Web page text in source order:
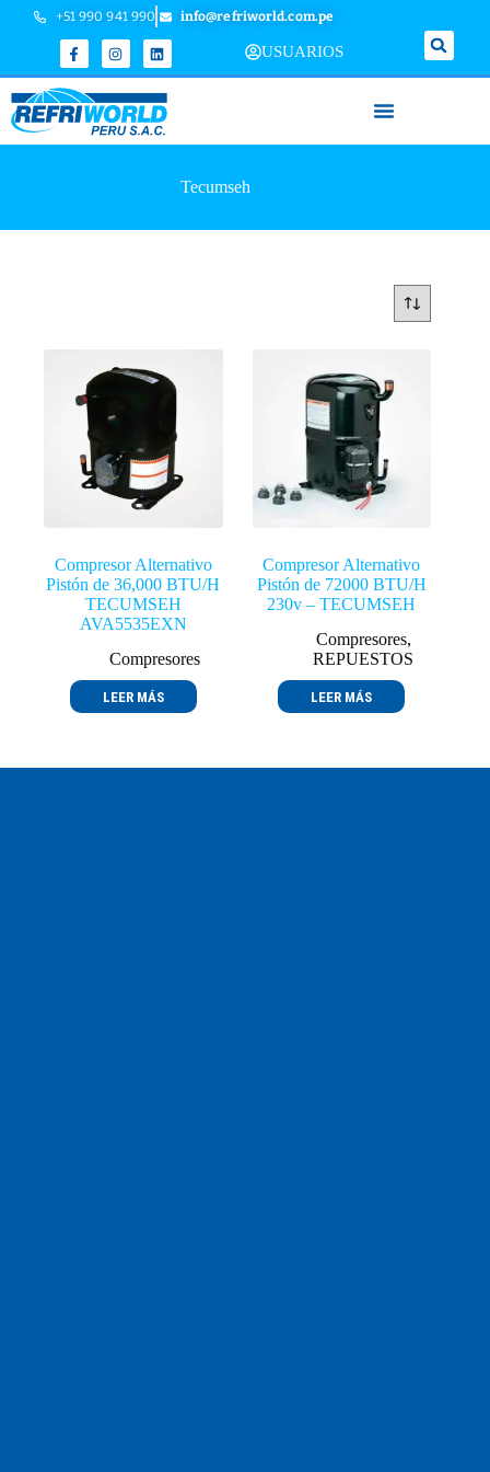
+51 990 941 990 info@refriworld.com.pe
USUARIOS
Tecumseh
Compresor Alternativo
Pistón de 36,000 BTU/H
TECUMSEH
AVA5535EXN
Compresores
LEER MÁS
Compresor Alternativo
Pistón de 72000 BTU/H
230v – TECUMSEH
Compresores,
REPUESTOS
LEER MÁS